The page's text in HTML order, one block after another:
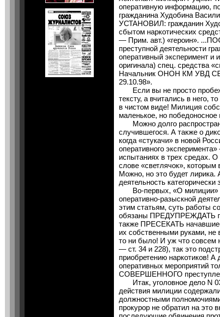
оперативную информацию,
гражданина Худобина
УСТАНОВИЛ: гражданин
сбытом наркотических
— Прим. авт.) «героин».
преступной деятельности
оперативный эксперимент и
оригинала) спец. средства
Начальник ОНОН КМ УВД
29.10.98».
Если вы не просто
тексту, а вчитались в него,
в чистом виде! Милиция
маленькое, но победоносное
Можно долго
случившегося. А также о
когда «стукачи» в новой
оперативного
испытаниях в трех средах.
слове «светлячок»,
Можно, но это будет лирика.
деятельность
Во-первых, «О милиции»
оперативно-разыскной
этим статьям, суть работы
обязаны ПРЕДУПРЕЖДАТЬ
также ПРЕСЕКАТЬ
их собственными руками, не
то ни было! И уж что совсем
— ст. 34 и 228), так это
приобретению наркотиков!
оперативных мероприятий
СОВЕРШЕННОГО
Итак, уголовное дело N
действия милиции
должностными
прокурор не обратил на это